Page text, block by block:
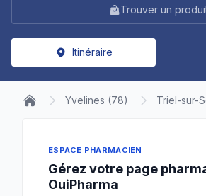
Trouver un
Itinéraire
Yvelines (78) Triel-sur-
ESPACE PHARMACIEN
Gérez votre page
OuiPharma